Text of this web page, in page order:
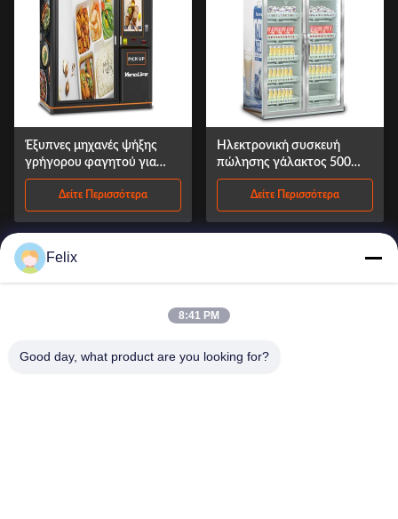
Έξυπνες μηχανές ψήξης
γρήγορου φαγητού για
σάντουιτς και ζεστό
φαγητό με οθόνη 27 ιντσών
Δείτε Περισσότερα
Ηλεκτρονική συσκευή
πώλησης γάλακτος 500W
για διπλές πόρτες
ISO90001 Εγκρίθηκε
Δείτε Περισσότερα
Felix
8:41 PM
Good day, what product are you looking for?